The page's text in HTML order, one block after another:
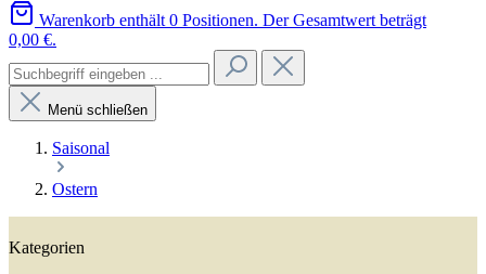
Warenkorb enthält 0 Positionen. Der Gesamtwert beträgt
0,00 €.
Menü schließen
Saisonal
Ostern
Kategorien